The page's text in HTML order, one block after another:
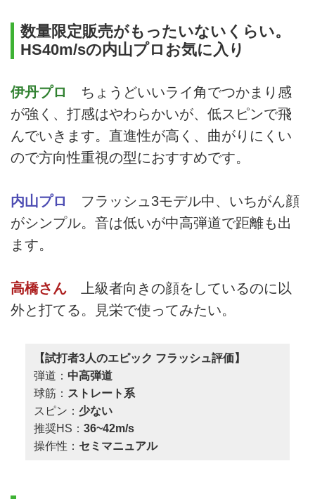
数量限定販売がもったいないくらい。
HS40m/sの内山プロお気に入り
伊丹プロ
ちょうどいいライ角でつかまり感
が強く、打感はやわらかいが、低スピンで飛
んでいきます。直進性が高く、曲がりにくい
ので方向性重視の型におすすめです。
内山プロ
フラッシュ3モデル中、いちがん顔
がシンプル。音は低いが中高弾道で距離も出
ます。
高橋さん 上級者向きの顔をしているのに以
外と打てる。見栄で使ってみたい。
【試打者3人のエピック フラッシュ評価】
弾道： 中高弾道
球筋： ストレート系
スピン： 少ない
推奨HS： 36~42m/s
操作性： セミマニュアル